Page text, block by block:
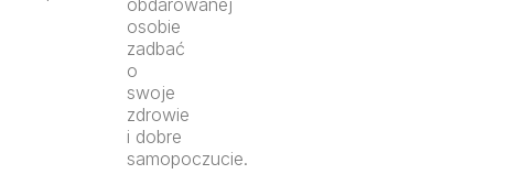
osobie
zadbać
o
swoje
zdrowie
i dobre
samopoczucie.